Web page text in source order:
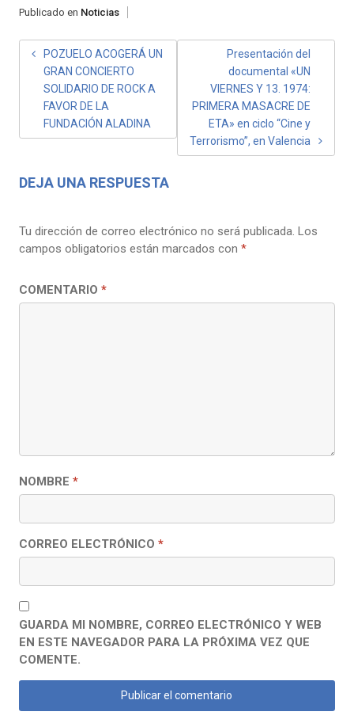
Publicado en Noticias
NAVEGACIÓN
ENTRADAS
POZUELO ACOGERÁ UN
GRAN CONCIERTO
SOLIDARIO DE ROCK A
FAVOR DE LA
FUNDACIÓN ALADINA
Presentación del
documental «UN
VIERNES Y 13. 1974:
PRIMERA MASACRE DE
ETA» en ciclo “Cine y
Terrorismo”, en Valencia
DEJA UNA RESPUESTA
Tu dirección de correo electrónico no será publicada. Los
campos obligatorios están marcados con *
COMENTARIO *
NOMBRE *
CORREO ELECTRÓNICO *
GUARDA MI NOMBRE, CORREO ELECTRÓNICO Y WEB
EN ESTE NAVEGADOR PARA LA PRÓXIMA VEZ QUE
COMENTE.